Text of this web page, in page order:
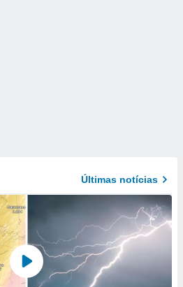
Últimas notícias